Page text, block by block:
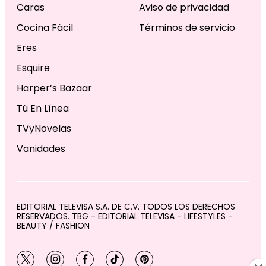
Caras
Cocina Fácil
Eres
Esquire
Harper’s Bazaar
Tú En Línea
TVyNovelas
Vanidades
Aviso de privacidad
Términos de servicio
EDITORIAL TELEVISA S.A. DE C.V. TODOS LOS DERECHOS
RESERVADOS. TBG - EDITORIAL TELEVISA - LIFESTYLES -
BEAUTY / FASHION